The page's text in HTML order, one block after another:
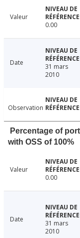
Valeur
0.00
Date
31 mars
2010
Observation
Percentage of
with OSS of 100%
Valeur
0.00
Date
31 mars
2010